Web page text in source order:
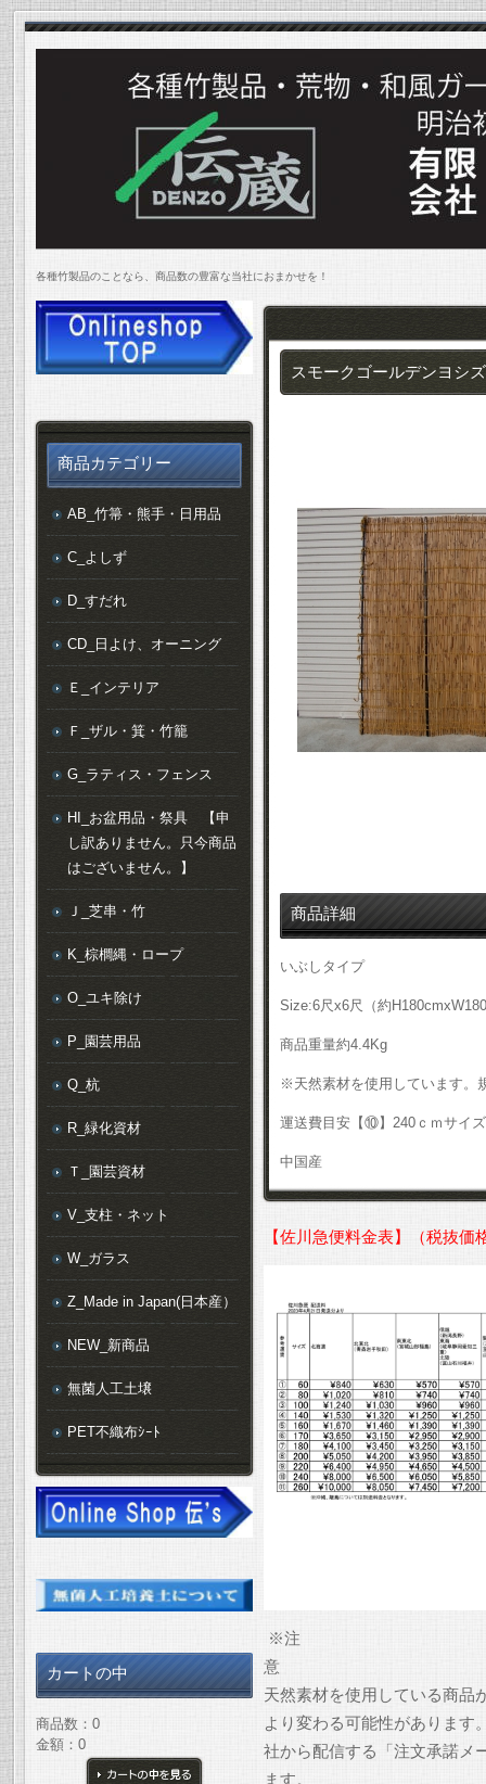
各種竹製品のことなら、商品数の豊富な当社におまかせを！
スモークゴールデンヨシ
商品詳細
いぶしタイプ
Size:6尺x6尺（約
商品重量約4.4Kg
※天然素材を使用しています。
運送費目安【⑩】240ｃｍサイズ
中国産
【佐川急便料金表】（税抜価
※注
天然素材を使用している商品
より変わる可能性があります
社から配信する「注文承諾メ
ます。
商品カテゴリー
AB_竹箒・熊手・日用品
C_よしず
D_すだれ
CD_日よけ、オーニング
Ｅ_インテリア
Ｆ_ザル・箕・竹籠
G_ラティス・フェンス
HI_お盆用品・祭具 【申
し訳ありません。只今商品
はございません。】
Ｊ_芝串・竹
K_棕櫚縄・ロープ
O_ユキ除け
P_園芸用品
Q_杭
R_緑化資材
Ｔ_園芸資材
V_支柱・ネット
W_ガラス
Z_Made in Japan(日本産）
NEW_新商品
無菌人工土壌
PET不織布ｼｰﾄ
カートの中
商品数：0
金額：0